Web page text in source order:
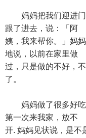
妈妈把我们迎进门
跟了进去，说：「阿
姨，我来帮你。」妈
地说，以前在家里做
过，只是做的不好，
了。
妈妈做了很多好吃
第一次来我家，放不
开. 妈妈见状说，是不